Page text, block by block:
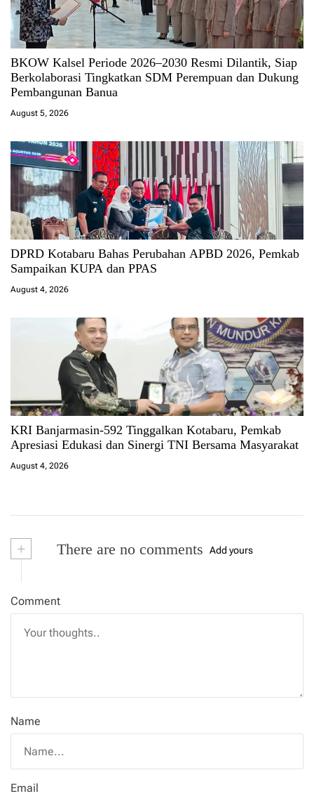
BKOW Kalsel Periode 2026–2030 Resmi Dilantik, Siap
Berkolaborasi Tingkatkan SDM Perempuan dan Dukung
Pembangunan Banua
August 5, 2026
DPRD Kotabaru Bahas Perubahan APBD 2026, Pemkab
Sampaikan KUPA dan PPAS
August 4, 2026
KRI Banjarmasin-592 Tinggalkan Kotabaru, Pemkab
Apresiasi Edukasi dan Sinergi TNI Bersama Masyarakat
August 4, 2026
+ There are no comments Add yours
Comment
Name
Email